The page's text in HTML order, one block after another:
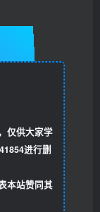
仅供大家学
进行删
本站赞同其